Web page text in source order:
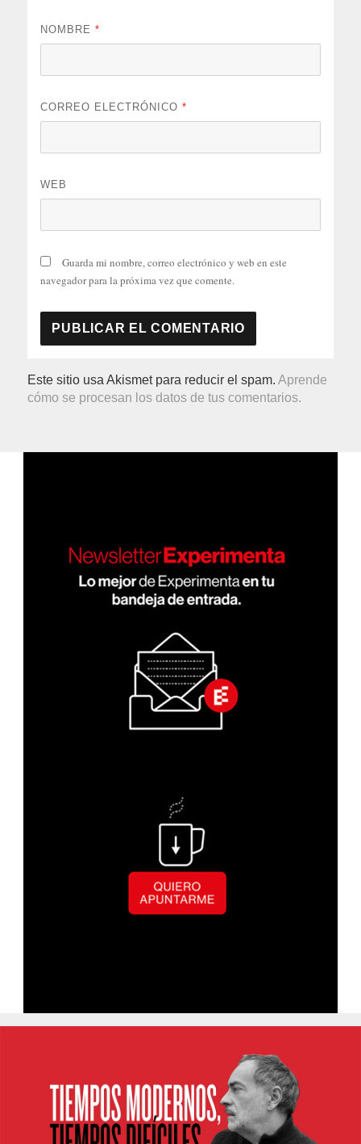
NOMBRE*
CORREO ELECTRÓNICO*
WEB
Guarda mi nombre, correo electrónico y web en este
navegador para la próxima vez que comente.
Este sitio usa Akismet para reducir el spam.Aprende
cómo se procesan los datos de tus comentarios.